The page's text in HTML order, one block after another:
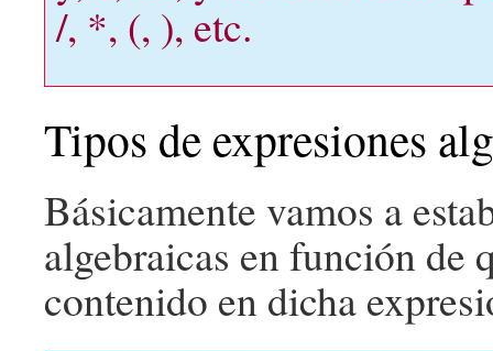
/, *, (, ), etc.
Tipos de expresiones
Básicamente vamos a
algebraicas en función de
contenido en dicha